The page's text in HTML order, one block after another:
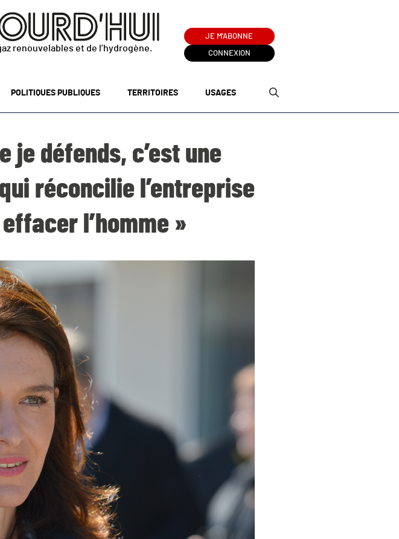
renouvelables et de l’hydrogène.
JE M'ABONNE
CONNEXION
POLITIQUES PUBLIQUES TERRITOIRES USAGES
je défends, c’est une
réconcilie l’entreprise
l’homme »